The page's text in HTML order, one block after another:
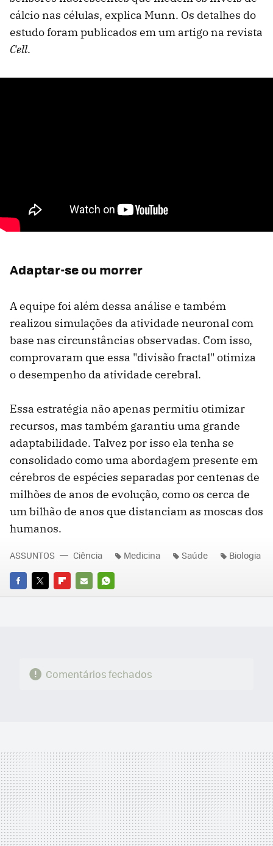
cálcio nas células, explica Munn. Os detalhes do
estudo foram publicados em um artigo na revista
Cell.
Adaptar-se ou morrer
A equipe foi além dessa análise e também
realizou simulações da atividade neuronal com
base nas circunstâncias observadas. Com isso,
comprovaram que essa "divisão fractal" otimiza
o desempenho da atividade cerebral.
Essa estratégia não apenas permitiu otimizar
recursos, mas também garantiu uma grande
adaptabilidade. Talvez por isso ela tenha se
consolidado como uma abordagem presente em
cérebros de espécies separadas por centenas de
milhões de anos de evolução, como os cerca de
um bilhão de anos que distanciam as moscas dos
humanos.
FACEBOOK
TWITTERFLIPBOARD
E-
WHATSAPP
ASSUNTOS Ciência Medicina Saúde Biologia
Comentários fechados